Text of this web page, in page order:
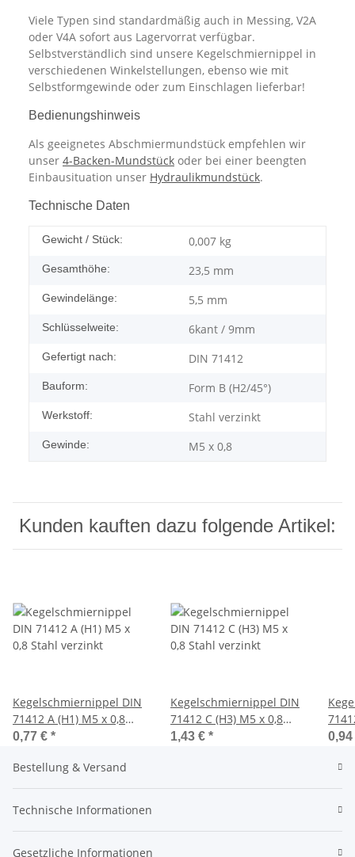
Viele Typen sind standardmäßig auch in Messing, V2A
oder V4A sofort aus Lagervorrat verfügbar.
Selbstverständlich sind unsere Kegelschmiernippel in
verschiedenen Winkelstellungen, ebenso wie mit
Selbstformgewinde oder zum Einschlagen lieferbar!
Bedienungshinweis
Als geeignetes Abschmiermundstück empfehlen wir
unser 4-Backen-Mundstück oder bei einer beengten
Einbausituation unser Hydraulikmundstück.
Technische Daten
Gewicht / Stück: 0,007 kg
Gesamthöhe: 23,5 mm
Gewindelänge: 5,5 mm
Schlüsselweite: 6kant / 9mm
Gefertigt nach: DIN 71412
Bauform: Form B (H2/45°)
Werkstoff: Stahl verzinkt
Gewinde: M5 x 0,8
Kunden kauften dazu folgende Artikel:
Kegelschmiernippel DIN
71412 A (H1) M5 x 0,8
Stahl verzinkt
0,77 € *
Kegelschmiernippel DIN
71412 C (H3) M5 x 0,8
Stahl verzinkt
1,43 € *
Bestellung & Versand
Technische Informationen
Gesetzliche Informationen